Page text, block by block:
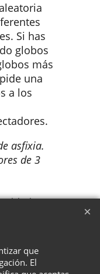
Si has
globos
más
una
a los
asfixia.
de 3
y
software was used.
que
El